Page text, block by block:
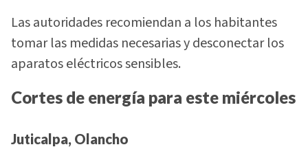
Las autoridades recomiendan a los habitantes
tomar las medidas necesarias y desconectar los
aparatos eléctricos sensibles.
Cortes de energía para este miércoles
Juticalpa, Olancho